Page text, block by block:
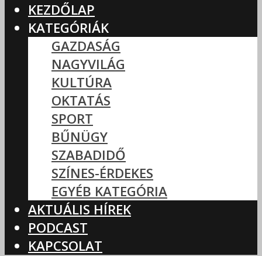
KEZDŐLAP
KATEGÓRIÁK
GAZDASÁG
NAGYVILÁG
KULTÚRA
OKTATÁS
SPORT
BŰNÜGY
SZABADIDŐ
SZÍNES-ÉRDEKES
EGYÉB KATEGÓRIA
AKTUÁLIS HÍREK
PODCAST
KAPCSOLAT